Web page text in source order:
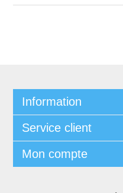
Information
Service client
Mon compte